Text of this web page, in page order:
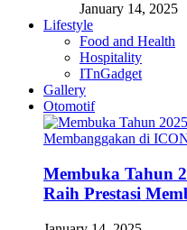
January 14, 2025
Lifestyle
Food and Health
Hospitality
ITnGadget
Gallery
Otomotif
Membuka Tahun
Raih Prestasi